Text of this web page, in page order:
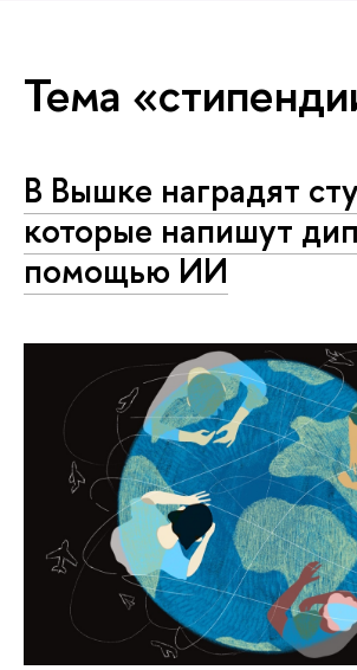
Тема
В Вышке наградят
которые напишут
помощью ИИ